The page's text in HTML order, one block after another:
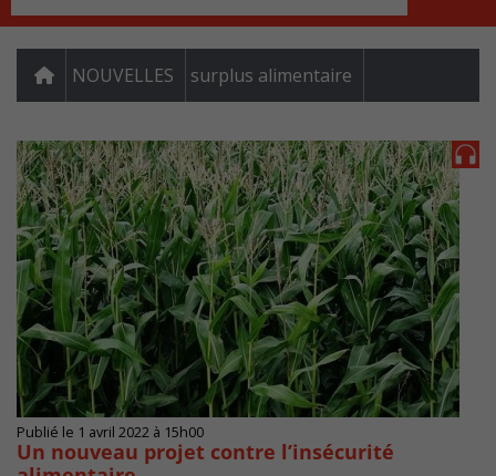
NOUVELLES surplus alimentaire
Publié le 1 avril 2022 à 15h00
Un nouveau projet contre l’insécurité